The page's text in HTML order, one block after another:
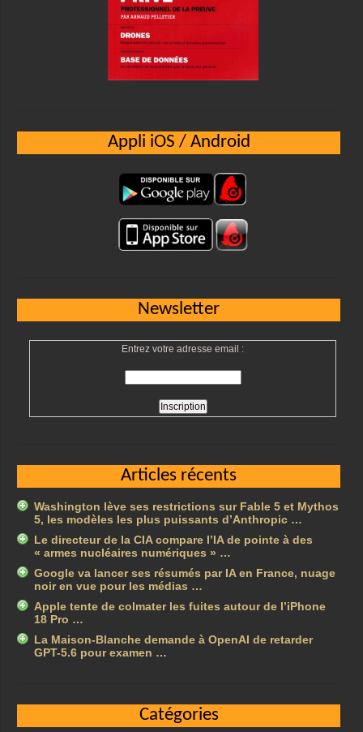
Appli iOS / Android
Newsletter
Entrez votre adresse email :
Articles récents
Washington lève ses restrictions sur Fable 5 et Mythos
5, les modèles les plus puissants d’Anthropic …
Le directeur de la CIA compare l’IA de pointe à des
« armes nucléaires numériques » …
Google va lancer ses résumés par IA en France, nuage
noir en vue pour les médias …
Apple tente de colmater les fuites autour de l’iPhone
18 Pro …
La Maison-Blanche demande à OpenAI de retarder
GPT-5.6 pour examen …
Catégories